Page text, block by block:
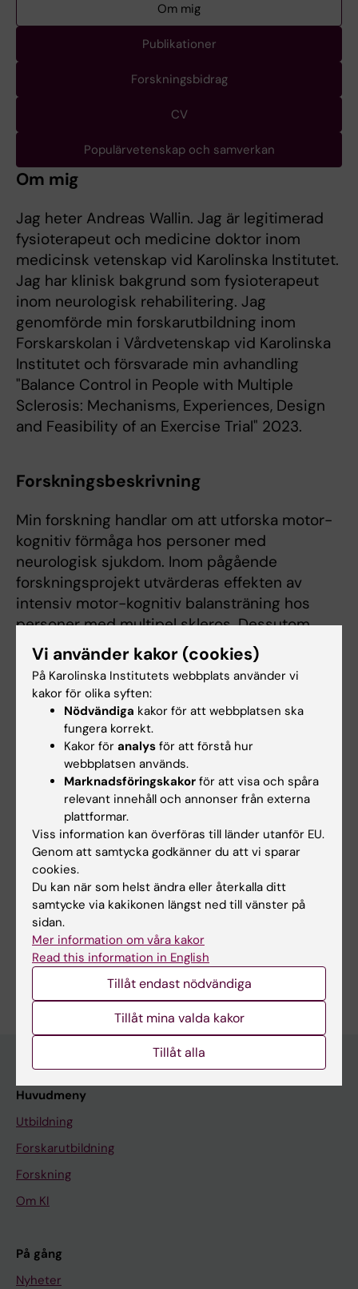
Om mig
Publikationer
Forskningsbidrag
CV
Populärvetenskap och samverkan
Om mig
Jag heter Andreas Wallin. Jag är legitimerad
fysioterapeut och medicine doktor inom
medicinsk vetenskap vid Karolinska Institutet.
Jag har klinisk bakgrund som fysioterapeut
inom neurologisk rehabilitering. Jag
genomförde min forskarutbildning inom
Forskarskolan i Vårdvetenskap vid Karolinska
Institutet och försvarade min avhandling
"Balance Control in People with Multiple
Sclerosis: Mechanisms, Experiences, Design
and Feasibility of an Exercise Trial" 2023.
Forskningsbeskrivning
Min forskning handlar om att utforska motor-
kognitiv förmåga hos personer med
neurologisk sjukdom. Inom pågående
forskningsprojekt utvärderas effekten av
intensiv motor-kognitiv balansträning hos
personer med multipel skleros. Dessutom
pågår inom forskningsprojektet utvecklandet
av en ny motor-kognitiv intervention specifik
för personer med Parkinsons sjukdom.
Forskningen hoppas kunna bidra till person-
centrerad vård som i sin tur kan ge förbättrad
kvalitet och effektivitet i rehabilitering.
https://ki.se/en/nvs
https://ki.se/en/research/research-areas-centres-and-
networks/research-groups/balance-gait-exercise-and-
physical-activity-in-neurological-diseases-franzen-
group#tab-start
Forskningsområden:
Fysioterapi
Är du Andreas Wallin?
Redigera din profil
Huvudmeny
Utbildning
Forskarutbildning
Forskning
Om KI
På gång
Nyheter
Vi använder kakor (cookies)
På Karolinska Institutets webbplats använder vi
kakor för olika syften:
Nödvändiga kakor för att webbplatsen ska
fungera korrekt.
Kakor för analys för att förstå hur
webbplatsen används.
Marknadsföringskakor för att visa och spåra
relevant innehåll och annonser från externa
plattformar.
Viss information kan överföras till länder utanför EU.
Genom att samtycka godkänner du att vi sparar
cookies.
Du kan när som helst ändra eller återkalla ditt
samtycke via kakikonen längst ned till vänster på
sidan.
Mer information om våra kakor
Read this information in English
Tillåt endast nödvändiga
Tillåt mina valda kakor
Tillåt alla